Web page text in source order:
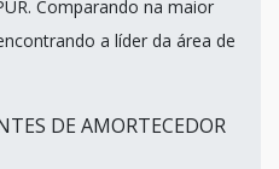
Comparando na maior
a líder da área de
DE AMORTECEDOR